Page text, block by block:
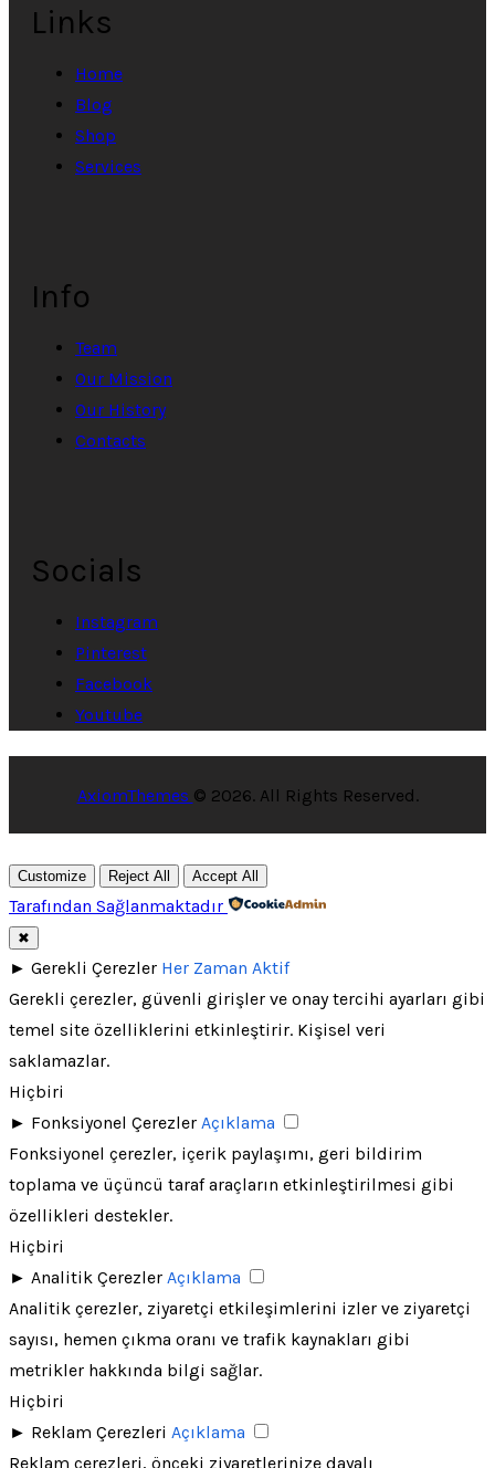
Links
Home
Blog
Shop
Services
Info
Team
Our Mission
Our History
Contacts
Socials
Instagram
Pinterest
Facebook
Youtube
AxiomThemes © 2026. All Rights Reserved.
Customize Reject All Accept All
Tarafından Sağlanmaktadır
✖
► Gerekli Çerezler Her Zaman Aktif
Gerekli çerezler, güvenli girişler ve onay tercihi ayarları gibi
temel site özelliklerini etkinleştirir. Kişisel veri
saklamazlar.
Hiçbiri
► Fonksiyonel Çerezler Açıklama
Fonksiyonel çerezler, içerik paylaşımı, geri bildirim
toplama ve üçüncü taraf araçların etkinleştirilmesi gibi
özellikleri destekler.
Hiçbiri
► Analitik Çerezler Açıklama
Analitik çerezler, ziyaretçi etkileşimlerini izler ve ziyaretçi
sayısı, hemen çıkma oranı ve trafik kaynakları gibi
metrikler hakkında bilgi sağlar.
Hiçbiri
► Reklam Çerezleri Açıklama
Reklam çerezleri, önceki ziyaretlerinize dayalı